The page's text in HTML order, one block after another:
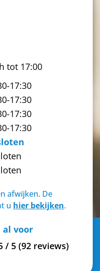
tot 17:00
17:30
17:30
17:30
17:30
afwijken. De
u hier bekijken.
al voor
/ 5 (92 reviews)